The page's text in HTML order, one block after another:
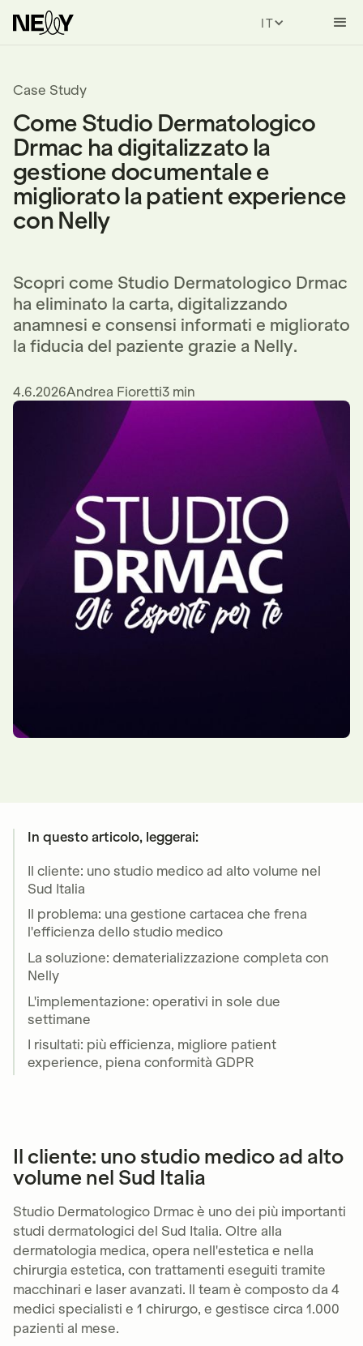
ITALIAN
Case Study
Come Studio Dermatologico
Drmac ha digitalizzato la
gestione documentale e
migliorato la patient experience
con Nelly
Scopri come Studio Dermatologico Drmac
ha eliminato la carta, digitalizzando
anamnesi e consensi informati e migliorato
la fiducia del paziente grazie a Nelly.
4.6.2026Andrea Fioretti3 min
In questo articolo, leggerai:
Il cliente: uno studio medico ad alto volume nel
Sud Italia
Il problema: una gestione cartacea che frena
l'efficienza dello studio medico
La soluzione: dematerializzazione completa con
Nelly
L'implementazione: operativi in sole due
settimane
I risultati: più efficienza, migliore patient
experience, piena conformità GDPR
Il cliente: uno studio medico ad alto
volume nel Sud Italia
Studio Dermatologico Drmac è uno dei più importanti
studi dermatologici del Sud Italia. Oltre alla
dermatologia medica, opera nell'estetica e nella
chirurgia estetica, con trattamenti eseguiti tramite
macchinari e laser avanzati. Il team è composto da 4
medici specialisti e 1 chirurgo, e gestisce circa 1.000
pazienti al mese.